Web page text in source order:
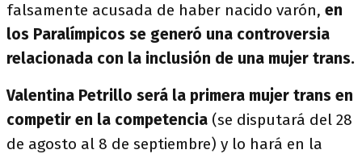
falsamente acusada de haber nacido varón, en
los Paralímpicos se generó una controversia
relacionada con la inclusión de una mujer trans.
Valentina Petrillo será la primera mujer trans en
competir en la competencia (se disputará del 28
de agosto al 8 de septiembre) y lo hará en la